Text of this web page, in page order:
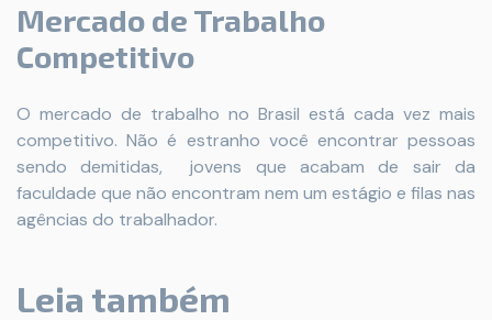
Mercado de Trabalho
Competitivo
O mercado de trabalho no Brasil está cada vez mais
competitivo. Não é estranho você encontrar pessoas
sendo demitidas, jovens que acabam de sair da
faculdade que não encontram nem um estágio e filas nas
agências do trabalhador.
Leia também